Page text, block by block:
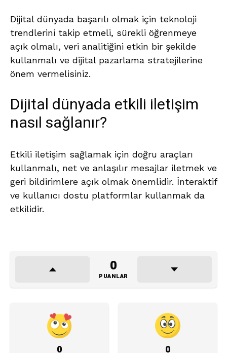
Dijital dünyada başarılı olmak için teknoloji
trendlerini takip etmeli, sürekli öğrenmeye
açık olmalı, veri analitiğini etkin bir şekilde
kullanmalı ve dijital pazarlama stratejilerine
önem vermelisiniz.
Dijital dünyada etkili iletişim
nasıl sağlanır?
Etkili iletişim sağlamak için doğru araçları
kullanmalı, net ve anlaşılır mesajlar iletmek ve
geri bildirimlere açık olmak önemlidir. İnteraktif
ve kullanıcı dostu platformlar kullanmak da
etkilidir.
0
PUANLAR
0 0